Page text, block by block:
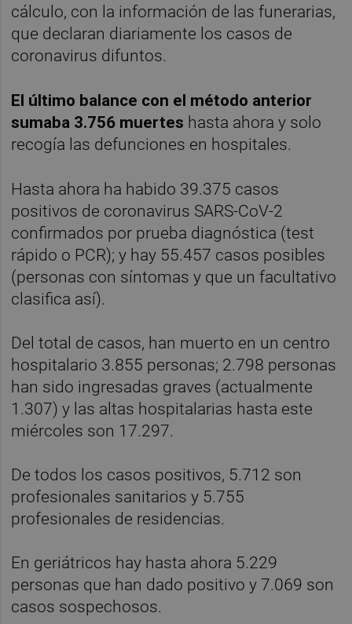
cálculo, con la información de las funerarias,
que declaran diariamente los casos de
coronavirus difuntos.
El último balance con el método anterior
sumaba 3.756 muertes hasta ahora y solo
recogía las defunciones en hospitales.
Hasta ahora ha habido 39.375 casos
positivos de coronavirus SARS-CoV-2
confirmados por prueba diagnóstica (test
rápido o PCR); y hay 55.457 casos posibles
(personas con síntomas y que un facultativo
clasifica así).
Del total de casos, han muerto en un centro
hospitalario 3.855 personas; 2.798 personas
han sido ingresadas graves (actualmente
1.307) y las altas hospitalarias hasta este
miércoles son 17.297.
De todos los casos positivos, 5.712 son
profesionales sanitarios y 5.755
profesionales de residencias.
En geriátricos hay hasta ahora 5.229
personas que han dado positivo y 7.069 son
casos sospechosos.